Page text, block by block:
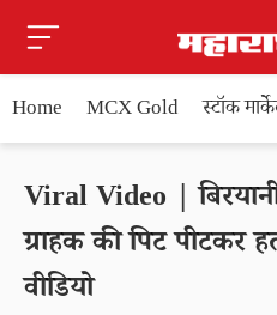
Home MCX Gold स्टॉक
Viral Video |
ग्राहक की पिट पीटकर
वीडियो